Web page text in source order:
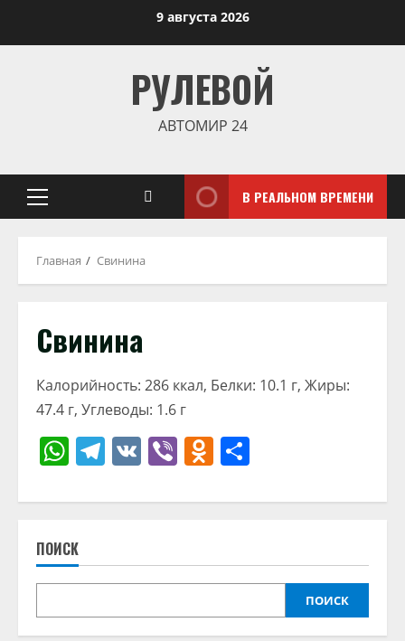
9 августа 2026
РУЛЕВОЙ
АВТОМИР 24
Основное
В РЕАЛЬНОМ ВРЕМЕНИ
Главная Свинина
Свинина
Калорийность: 286 ккал, Белки: 10.1 г, Жиры:
47.4 г, Углеводы: 1.6 г
WhatsApp
Telegram
VK ViberOdnoklassniki
ПОИСК
ПОИСК